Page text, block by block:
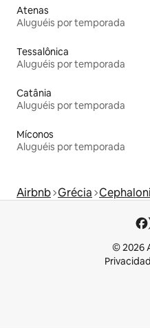
Atenas
Aluguéis por temporada
Tessalônica
Aluguéis por temporada
Catânia
Aluguéis por temporada
Míconos
Aluguéis por temporada
Airbnb Grécia
© 2026